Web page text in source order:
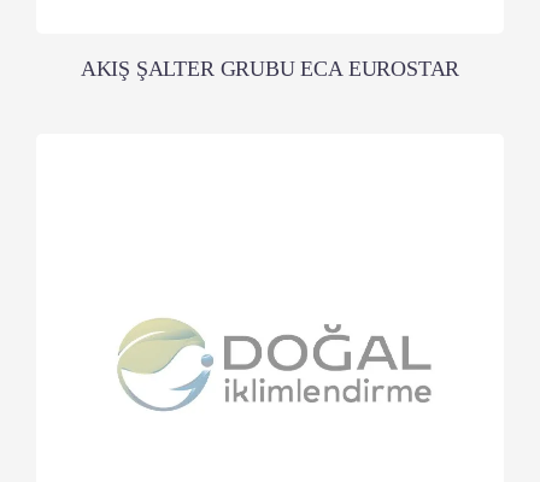
AKIŞ ŞALTER GRUBU ECA EUROSTAR